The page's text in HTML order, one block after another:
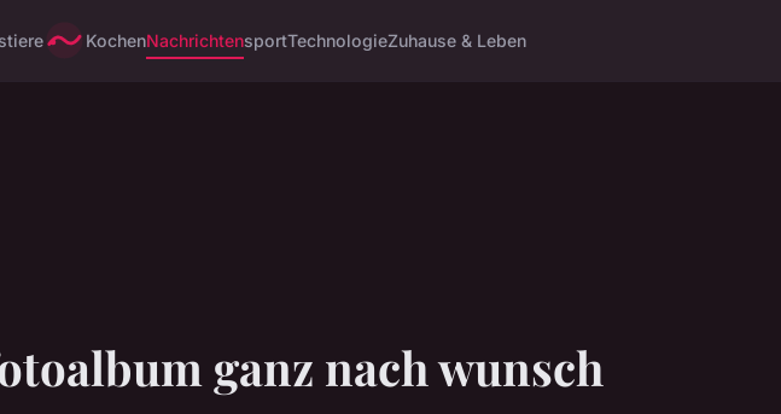
KochenNachrichtensportTechnologieZuhause & Leben
ganz nach wunsch